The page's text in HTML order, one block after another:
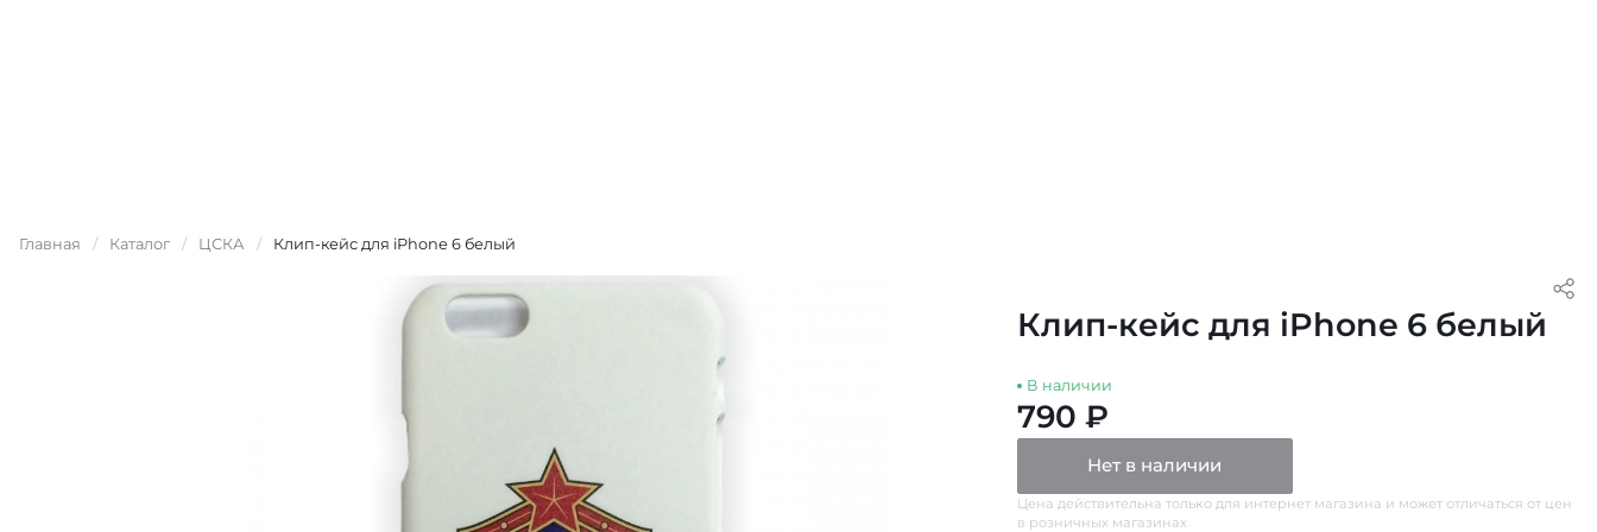
Главная / Каталог / ЦСКА / Клип-кейс для iPhone 6 белый
Клип-кейс для iPhone 6 белый
В наличии
790 ₽
Нет в наличии
Цена действительна только для интернет магазина и может отличаться от цен
в розничных магазинах